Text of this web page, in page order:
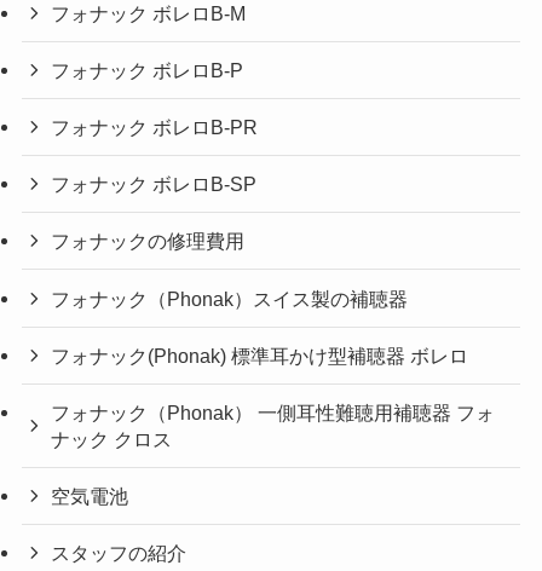
フォナック ボレロB-M
フォナック ボレロB-P
フォナック ボレロB-PR
フォナック ボレロB-SP
フォナックの修理費用
フォナック（Phonak）スイス製の補聴器
フォナック(Phonak) 標準耳かけ型補聴器 ボレロ
フォナック（Phonak） 一側耳性難聴用補聴器 フォ
ナック クロス
空気電池
スタッフの紹介